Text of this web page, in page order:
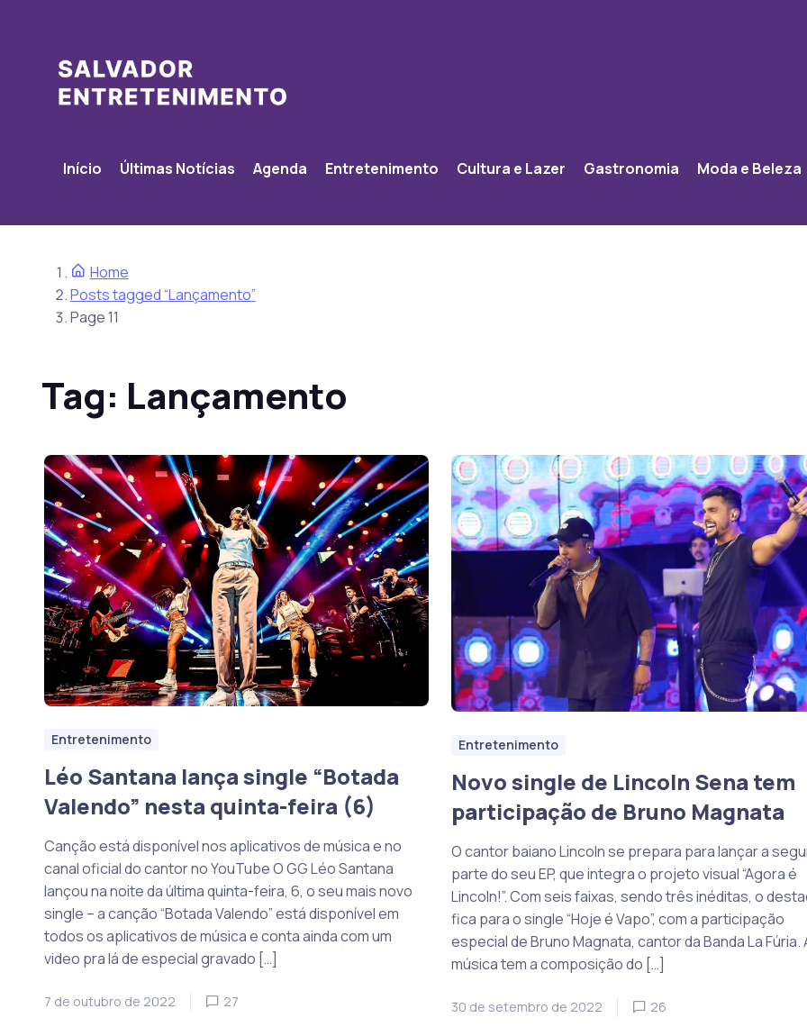
Início Últimas Notícias Agenda Entretenimento Cultura e Lazer Gastronomia Moda e Beleza
Home
Posts tagged “Lançamento”
Page 11
Tag: Lançamento
Entretenimento
Léo Santana lança single “Botada
Valendo” nesta quinta-feira (6)
Canção está disponível nos aplicativos de música e no
canal oficial do cantor no YouTube O GG Léo Santana
lançou na noite da última quinta-feira, 6, o seu mais novo
single – a canção “Botada Valendo” está disponível em
todos os aplicativos de música e conta ainda com um
video pra lá de especial gravado […]
7 de outubro de 2022 27
Entretenimento
Novo single de Lincoln Sena tem
participação de Bruno Magnata
O cantor baiano Lincoln se prepara para lançar a
parte do seu EP, que integra o projeto visual “Agora é
Lincoln!”. Com seis faixas, sendo três inéditas, o
fica para o single “Hoje é Vapo”, com a participação
especial de Bruno Magnata, cantor da Banda La Fúria.
música tem a composição do […]
30 de setembro de 2022 26